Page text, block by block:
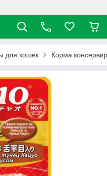
для кошек Корма